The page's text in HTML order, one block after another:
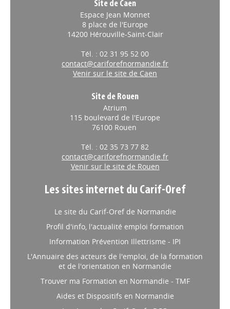
Espace Jean Monnet
8 place de l'Europe
14200 Hérouville-Saint-Clair
contact@cariforefnormandie.fr
Venir sur le site de Caen
Atrium
115 boulevard de l'Europe
76100 Rouen
contact@cariforefnormandie.fr
Venir sur le site de Rouen
Profil d'info, l'actualité emploi formation
Information Prévention Illettrisme - IPI
L'Annuaire des acteurs de l'emploi, de la formation
et de l'orientation en Normandie
Trouver ma Formation en Normandie - TMF
Aides et Dispositifs en Normandie
Le réseau des Carif-Oref - RCO